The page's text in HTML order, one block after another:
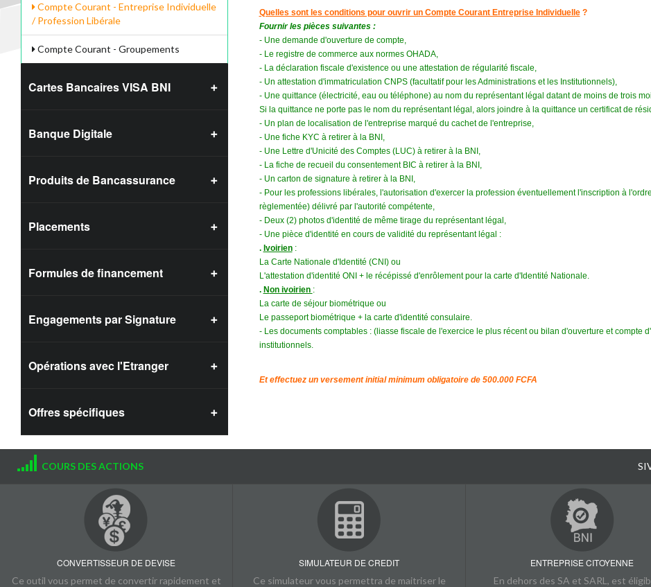
Compte Courant - Entreprise Individuelle
/ Profession Libérale
Compte Courant - Groupements
Cartes Bancaires VISA BNI
Banque Digitale
Produits de Bancassurance
Placements
Formules de financement
Engagements par Signature
Opérations avec l'Etranger
Offres spécifiques
Quelles sont les conditions pour ouvrir un Compte Courant Entreprise Individuelle?
Fournir les pièces suivantes :
- Une demande d'ouverture de compte,
- Le registre de commerce aux normes OHADA,
- La déclaration fiscale d'existence ou une attestation de régularité fiscale,
- Un attestation d'immatriculation CNPS (facultatif pour les Administrations et les Institutionnels),
- Une quittance (électricité, eau ou téléphone) au nom du représentant légal datant de moins de trois
Si la quittance ne porte pas le nom du représentant légal, alors joindre à la quittance un certificat de
- Un plan de localisation de l'entreprise marqué du cachet de l'entreprise,
- Une fiche KYC à retirer à la BNI,
- Une Lettre d'Unicité des Comptes (LUC) à retirer à la BNI,
- La fiche de recueil du consentement BIC à retirer à la BNI,
- Un carton de signature à retirer à la BNI,
- Pour les professions libérales, l'autorisation d'exercer la profession éventuellement l'inscription à
règlementée) délivré par l'autorité compétente,
- Deux (2) photos d'identité de même tirage du représentant légal,
- Une pièce d'identité en cours de validité du représentant légal :
. Ivoirien:
La Carte Nationale d'Identité (CNI) ou
L'attestation d'identité ONI + le récépissé d'enrôlement pour la carte d'Identité Nationale.
. Non ivoirien :
La carte de séjour biométrique ou
Le passeport biométrique + la carte d'identité consulaire.
- Les documents comptables : (liasse fiscale de l'exercice le plus récent ou bilan d'ouverture et compte
institutionnels.
Et effectuez un versement initial minimum obligatoire de 500.000 FCFA
COURS DES ACTIONS SIVC 2
CONVERTISSEUR DE DEVISE
Ce outil vous permet de convertir rapidement et
SIMULATEUR DE CREDIT
Ce simulateur vous permettra de maitriser le
ENTREPRISE CITOYENNE
En dehors des SA et SARL, est